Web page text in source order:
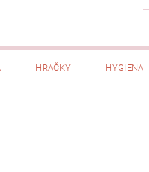
HRAČKY HYGIENA